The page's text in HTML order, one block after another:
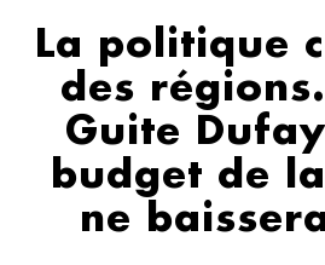
La politique
des
Guite
budget de
ne